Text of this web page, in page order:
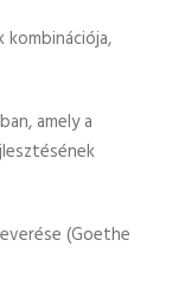
kombinációja,
amely a
(Goethe